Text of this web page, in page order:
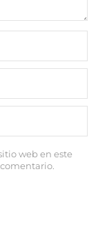
web en este